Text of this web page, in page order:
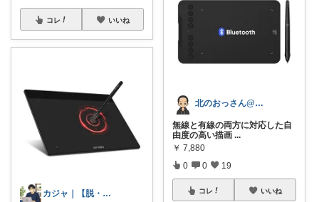
コレ いいね
カジャ｜【脱・不便】家での仕事が激変する
北のおっさん@ガジェット好き
無線と有線の両方に対応した自
由度の高い描画 ...
￥ 7,880
0 0 19
コレ いいね